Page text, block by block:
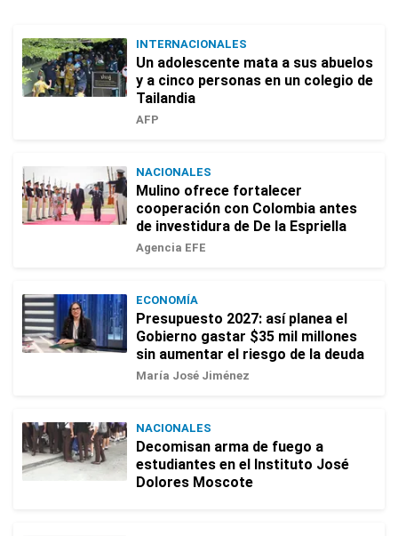
INTERNACIONALES
Un adolescente mata a sus abuelos
y a cinco personas en un colegio de
Tailandia
AFP
NACIONALES
Mulino ofrece fortalecer
cooperación con Colombia antes
de investidura de De la Espriella
Agencia EFE
ECONOMÍA
Presupuesto 2027: así planea el
Gobierno gastar $35 mil millones
sin aumentar el riesgo de la deuda
María José Jiménez
NACIONALES
Decomisan arma de fuego a
estudiantes en el Instituto José
Dolores Moscote